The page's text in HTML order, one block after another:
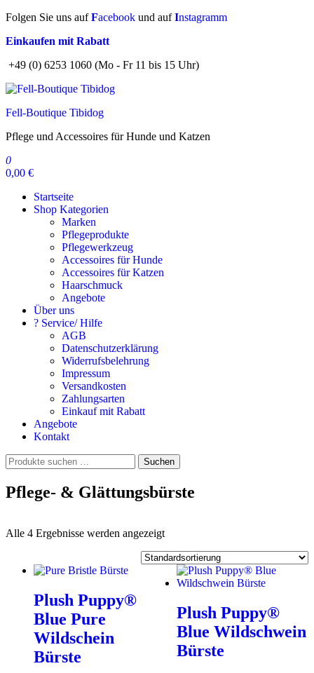
Zum
springen
Folgen Sie uns aufFacebook und aufInstagramm
Einkaufen mit Rabatt
+49 (0) 6253 1060 (Mo - Fr 11 bis 15 Uhr)
Fell-Boutique Tibidog
Pflege und Accessoires für Hunde und Katzen
0
0,00 €
Startseite
Shop Kategorien
Marken
Pflegeprodukte
Pflegewerkzeug
Accessoires für Hunde
Accessoires für Katzen
Haarschmuck
Angebote
Über uns
? Service/ Hilfe
AGB
Datenschutzerklärung
Widerrufsbelehrung
Impressum
Versandkosten
Zahlungsarten
Einkauf mit Rabatt
Angebote
Kontakt
Suchen
nach:
Suchen
Pflege- & Glättungsbürste
Alle 4 Ergebnisse werden angezeigt
Plush Puppy®
Blue Pure
Wildschein
Bürste
Plush Puppy®
Blue Wildschwein
Bürste